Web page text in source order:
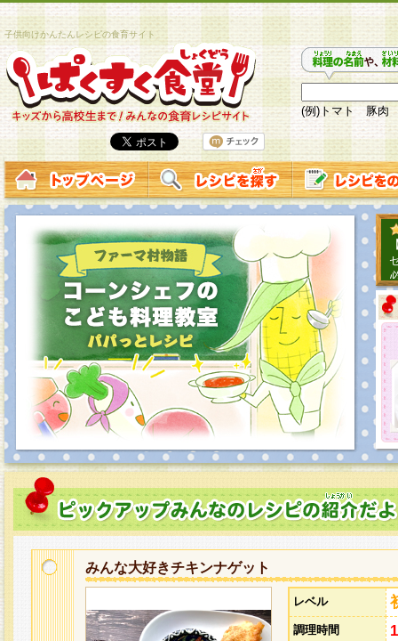
子供向けかんたんレシピの食育サイト
(例)トマト 豚肉
みんな大好きチキンナゲット
レベル
調理時間